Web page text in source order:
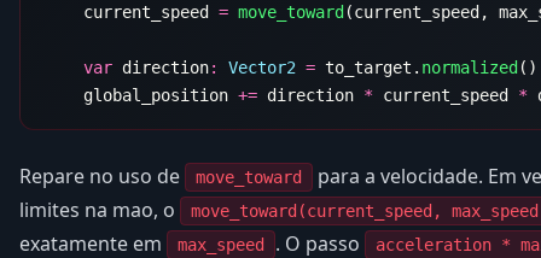
    current_speed
= move_toward (current_speed,
    var
direction: Vector2 = to_target. normalized
    global_position
+= direction * current_speed *
Repare no uso de move_toward
para a velocidade. Em
limites na mao, o
move_toward(current_speed,
exatamente em max_speed . O passo acceleration *